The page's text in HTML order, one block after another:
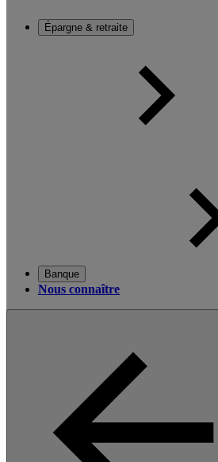
Épargne & retraite
Banque
Nous connaître